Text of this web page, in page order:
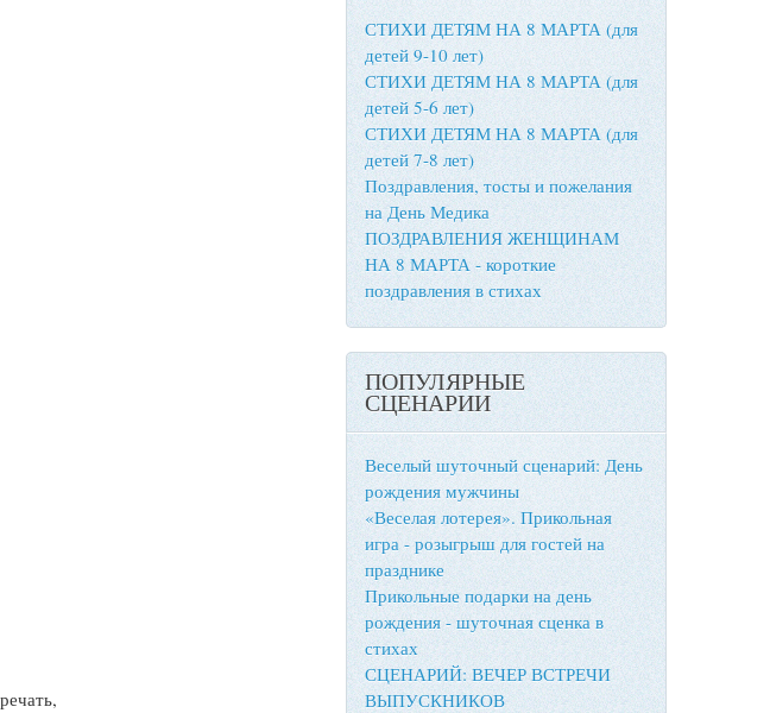
СТИХИ ДЕТЯМ НА 8 МАРТА (для
детей 9-10 лет)
СТИХИ ДЕТЯМ НА 8 МАРТА (для
детей 5-6 лет)
СТИХИ ДЕТЯМ НА 8 МАРТА (для
детей 7-8 лет)
Поздравления, тосты и пожелания
на День Медика
ПОЗДРАВЛЕНИЯ ЖЕНЩИНАМ
НА 8 МАРТА - короткие
поздравления в стихах
ПОПУЛЯРНЫЕ
СЦЕНАРИИ
Веселый шуточный сценарий: День
рождения мужчины
«Веселая лотерея». Прикольная
игра - розыгрыш для гостей на
празднике
Прикольные подарки на день
рождения - шуточная сценка в
стихах
СЦЕНАРИЙ: ВЕЧЕР ВСТРЕЧИ
ВЫПУСКНИКОВ